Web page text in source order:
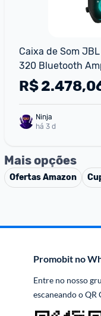
Caixa de Som
320 Bluetooth
240W USB - Bivolt
R$
há 3 d
Mais opções
OfertasAmazon
Promobit no
Entre no nosso
escaneando o QR